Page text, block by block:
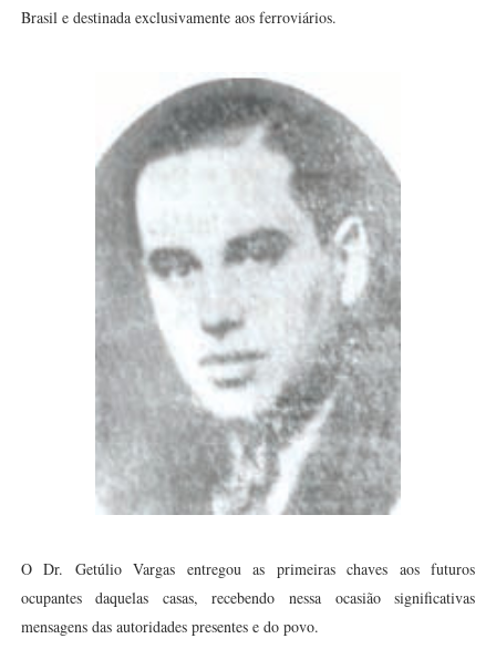
Brasil e destinada exclusivamente aos ferroviários.
O Dr. Getúlio Vargas entregou as primeiras chaves aos futuros
ocupantes daquelas casas, recebendo nessa ocasião significativas
mensagens das autoridades presentes e do povo.